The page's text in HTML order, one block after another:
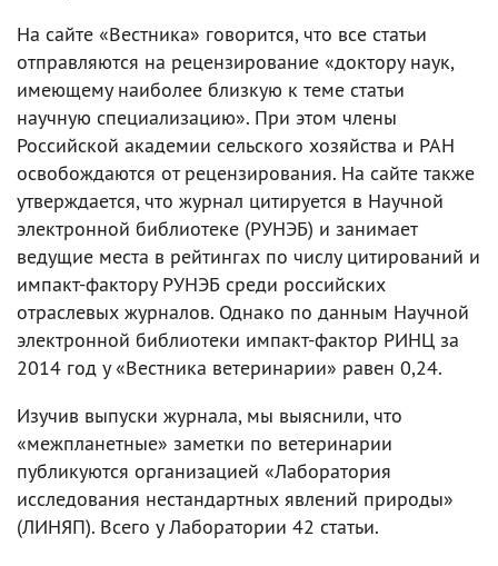
На сайте «Вестника» говорится, что все статьи
отправляются на рецензирование «доктору наук,
имеющему наиболее близкую к теме статьи
научную специализацию». При этом члены
Российской академии сельского хозяйства и РАН
освобождаются от рецензирования. На сайте также
утверждается, что журнал цитируется в Научной
электронной библиотеке (РУНЭБ) и занимает
ведущие места в рейтингах по числу цитирований и
импакт-фактору РУНЭБ среди российских
отраслевых журналов. Однако по данным Научной
электронной библиотеки импакт-фактор РИНЦ за
2014 год у «Вестника ветеринарии» равен 0,24.
Изучив выпуски журнала, мы выяснили, что
«межпланетные» заметки по ветеринарии
публикуются организацией «Лаборатория
исследования нестандартных явлений природы»
(ЛИНЯП). Всего у Лаборатории 42 статьи.